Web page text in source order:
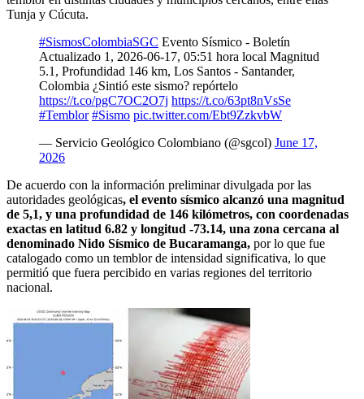
Tunja y Cúcuta.
#SismosColombiaSGC Evento Sísmico - Boletín
Actualizado 1, 2026-06-17, 05:51 hora local Magnitud
5.1, Profundidad 146 km, Los Santos - Santander,
Colombia ¿Sintió este sismo? repórtelo
https://t.co/pgC7OC2O7j https://t.co/63pt8nVsSe
#Temblor #Sismo pic.twitter.com/Ebt9ZzkvbW
— Servicio Geológico Colombiano (@sgcol) June 17,
2026
De acuerdo con la información preliminar divulgada por las
autoridades geológicas, el evento sísmico alcanzó una magnitud
de 5,1, y una profundidad de 146 kilómetros, con coordenadas
exactas en latitud 6.82 y longitud -73.14, una zona cercana al
denominado Nido Sísmico de Bucaramanga, por lo que fue
catalogado como un temblor de intensidad significativa, lo que
permitió que fuera percibido en varias regiones del territorio
nacional.